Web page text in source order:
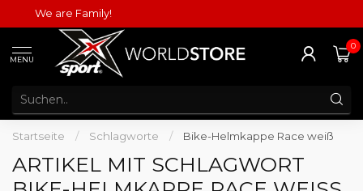
We are Family!
MENU
0
Startseite / Schlagworte / Bike-Helmkappe Race weiß
ARTIKEL MIT SCHLAGWORT